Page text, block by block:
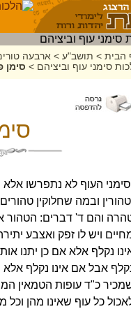
הבית > תושב"ע > ארבעה
סימני עוף וביציהם > סימן
סימני העוף לא נתפרשו
ובמה שחלוקין
והם ד' דברים: הטהור
ויש לו זפק ואצבע
נקלף אלא אם כן יתנו
אבל אם אינו נקלף אלא
כ"ד עופות הטמאין
כל עוף שאינו מהן וכל